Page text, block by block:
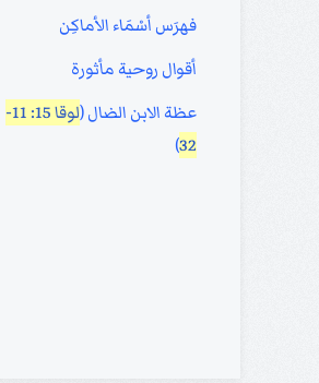
فهرَس أسْمَاء الأماكِن
أقوال روحية مأثورة
عظة الابن الضال (
لوقا 15: 11-
32
)